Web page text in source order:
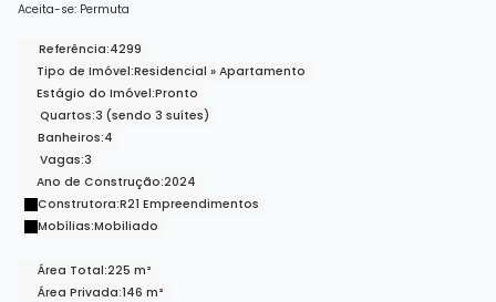
Aceita-se: Permuta
Referência:4299
Tipo de Imóvel:Residencial » Apartamento
Estágio do Imóvel:Pronto
Quartos:3 (sendo 3 suítes)
Banheiros:4
Vagas:3
Ano de Construção:2024
Construtora:R21 Empreendimentos
Mobílias:Mobiliado
Área Total:225 m²
Área Privada:146 m²